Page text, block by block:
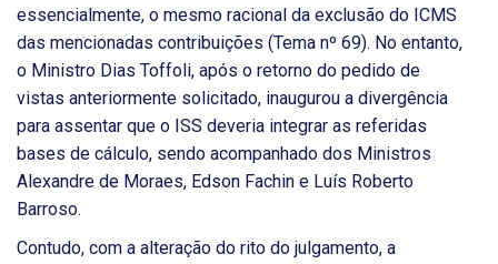
essencialmente, o mesmo racional da exclusão do ICMS
das mencionadas contribuições (Tema nº 69). No entanto,
o Ministro Dias Toffoli, após o retorno do pedido de
vistas anteriormente solicitado, inaugurou a divergência
para assentar que o ISS deveria integrar as referidas
bases de cálculo, sendo acompanhado dos Ministros
Alexandre de Moraes, Edson Fachin e Luís Roberto
Barroso.
Contudo, com a alteração do rito do julgamento, a